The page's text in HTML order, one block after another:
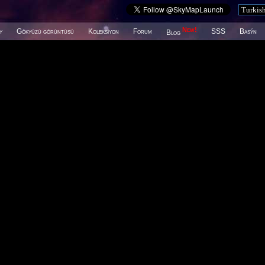
Gökyüzü görüntüsü Koleksiyon Forum Blog New! SSS Basýn